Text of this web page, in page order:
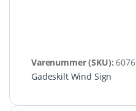
Varenummer (SKU):6076
Gadeskilt Wind Sign